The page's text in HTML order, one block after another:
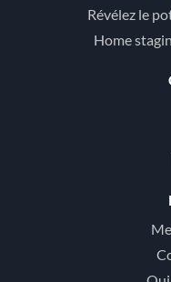
Révélez le
Home